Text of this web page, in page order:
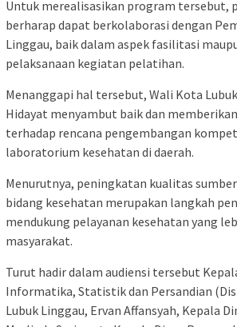
Untuk merealisasikan program tersebut,
berharap dapat berkolaborasi dengan
Linggau, baik dalam aspek fasilitasi
pelaksanaan kegiatan pelatihan.
Menanggapi hal tersebut, Wali Kota
Hidayat menyambut baik dan
terhadap rencana pengembangan
laboratorium kesehatan di daerah.
Menurutnya, peningkatan kualitas sumber
bidang kesehatan merupakan langkah
mendukung pelayanan kesehatan yang
masyarakat.
Turut hadir dalam audiensi tersebut
Informatika, Statistik dan Persandian
Lubuk Linggau, Ervan Affansyah, Kepala